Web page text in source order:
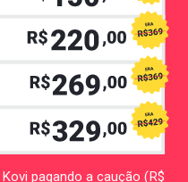
pagando a caução (R$